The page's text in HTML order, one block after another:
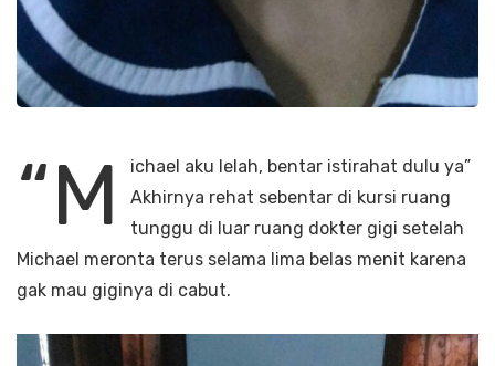
“M
ichael aku lelah, bentar istirahat dulu ya”
Akhirnya rehat sebentar di kursi ruang
tunggu di luar ruang dokter gigi setelah
Michael meronta terus selama lima belas menit karena
gak mau giginya di cabut.